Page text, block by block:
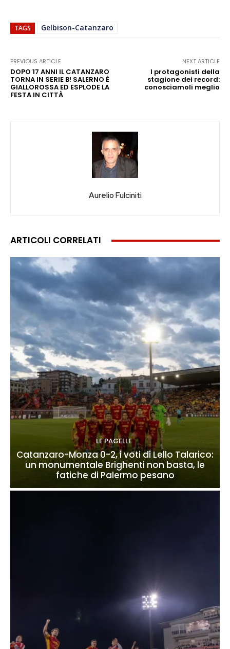
TAGS Gelbison-Catanzaro
PREVIOUS ARTICLE
DOPO 17 ANNI IL CATANZARO
TORNA IN SERIE B! SALERNO È
GIALLOROSSA ED ESPLODE LA
FESTA IN CITTÀ
NEXT ARTICLE
I protagonisti della
stagione dei record:
conosciamoli meglio
Aurelio Fulciniti
ARTICOLI CORRELATI
LE PAGELLE
Catanzaro-Monza 0-2, i voti di Lello Talarico:
un monumentale Brighenti non basta, le
fatiche di Palermo pesano